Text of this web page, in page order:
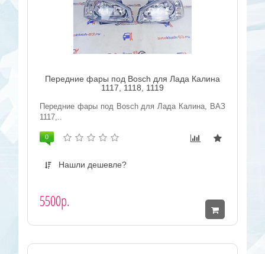
Передние фары под Bosсh для Лада Калина
1117, 1118, 1119
Передние фары под Bosсh для Лада Калина, ВАЗ
1117,..
0
Нашли дешевле?
5500р.